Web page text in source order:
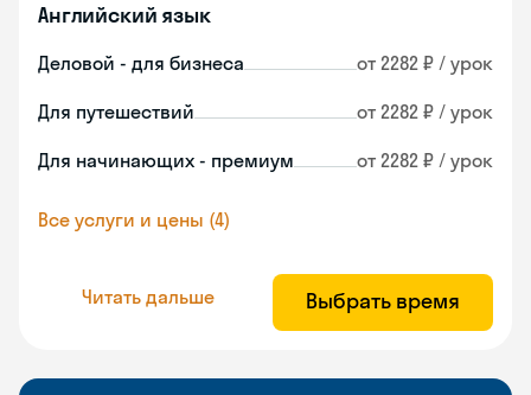
Английский язык
Деловой - для бизнеса от 2282 ₽ / урок
Для путешествий от 2282 ₽ / урок
Для начинающих - премиум от 2282 ₽ / урок
Все услуги и цены (4)
Читать дальше Выбрать время